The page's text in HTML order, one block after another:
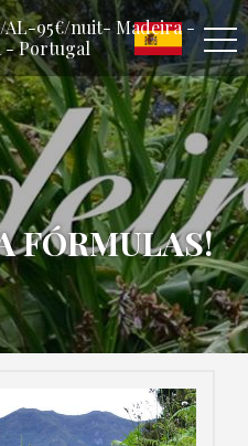
AL-95€/nuit- Madeira -
- Portugal
FÓRMULAS!